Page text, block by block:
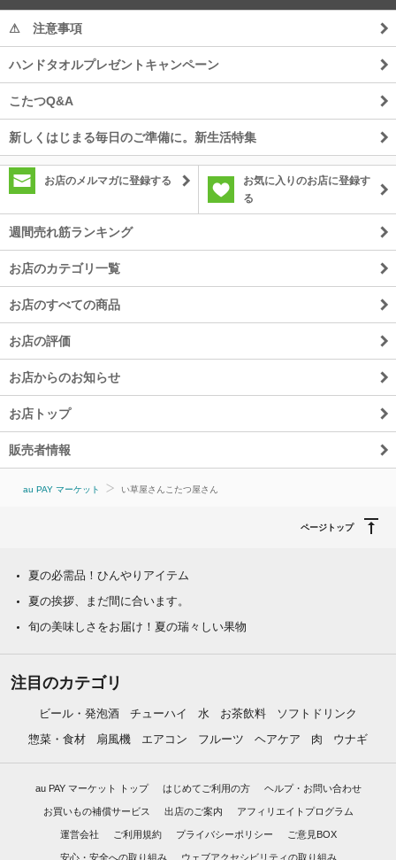
⚠ 注意事項
ハンドタオルプレゼントキャンペーン
こたつQ&A
新しくはじまる毎日のご準備に。新生活特集
お店のメルマガに登録する
お気に入りのお店に登録す
る
週間売れ筋ランキング
お店のカテゴリ一覧
お店のすべての商品
お店の評価
お店からのお知らせ
お店トップ
販売者情報
au PAY マーケット い草屋さんこたつ屋さん
ページトップ
夏の必需品！ひんやりアイテム
夏の挨拶、まだ間に合います。
旬の美味しさをお届け！夏の瑞々しい果物
注目のカテゴリ
ビール・発泡酒 チューハイ 水 お茶飲料
ソフトドリンク
惣菜・食材
扇風機 エアコン フルーツ ヘアケア 肉 ウナギ
au PAY マーケット トップ はじめてご利用の方 ヘルプ・お問い合わせ
お買いもの補償サービス 出店のご案内 アフィリエイトプログラム
運営会社 ご利用規約 プライバシーポリシー ご意見BOX
安心・安全への取り組み ウェブアクセシビリティの取り組み